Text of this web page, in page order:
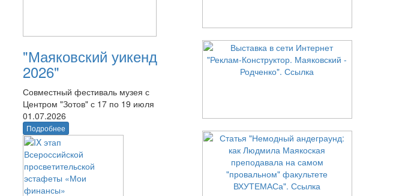
"Маяковский уикенд
2026"
Совместный фестиваль музея с
Центром "Зотов" с 17 по 19 июля
01.07.2026
Подробнее